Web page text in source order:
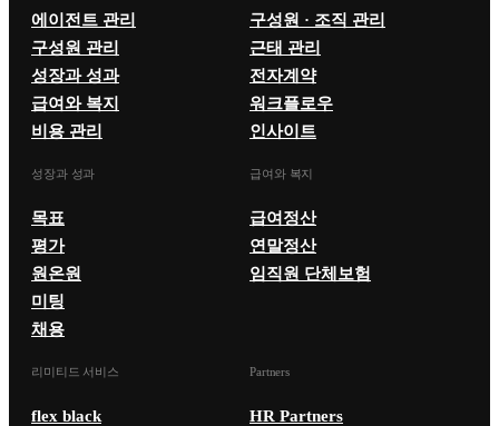
에이전트 관리
구성원 관리
성장과 성과
급여와 복지
비용 관리
구성원 · 조직 관리
근태 관리
전자계약
워크플로우
인사이트
성장과 성과
목표
평가
원온원
미팅
채용
급여와 복지
급여정산
연말정산
임직원 단체보험
리미티드 서비스
flex black
Partners
HR Partners